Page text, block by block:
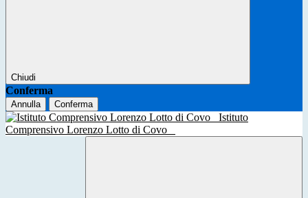
Chiudi
Conferma
Annulla Conferma
Istituto
Comprensivo Lorenzo Lotto di Covo